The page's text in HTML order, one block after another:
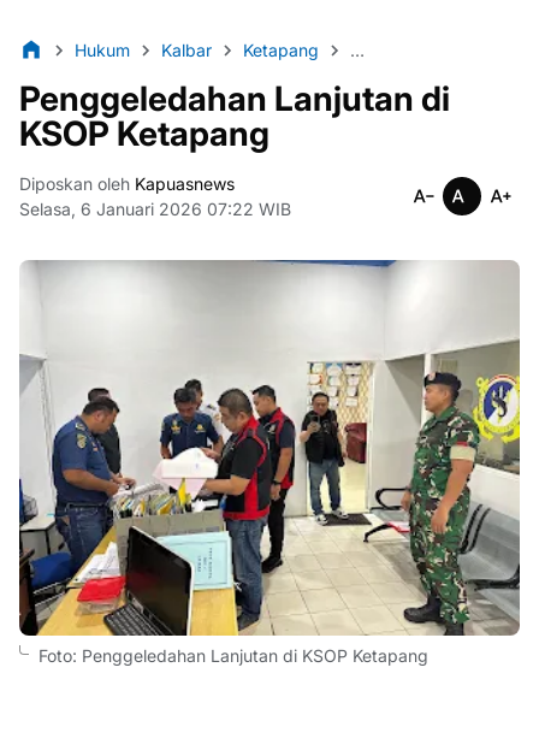
Hukum Kalbar Ketapang Korupsi Penjualan
Penggeledahan Lanjutan di
KSOP Ketapang
Diposkan oleh Kapuasnews
Selasa, 6 Januari 2026 07:22 WIB
Foto: Penggeledahan Lanjutan di KSOP Ketapang